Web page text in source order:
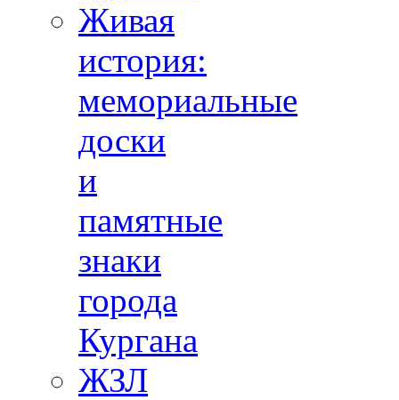
Живая
история:
мемориальные
доски
и
памятные
знаки
города
Кургана
ЖЗЛ